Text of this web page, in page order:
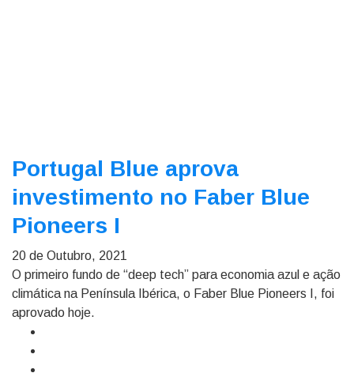
Portugal Blue aprova
investimento no Faber Blue
Pioneers I
20 de Outubro, 2021
O primeiro fundo de “deep tech” para economia azul e ação
climática na Península Ibérica, o Faber Blue Pioneers I, foi
aprovado hoje.